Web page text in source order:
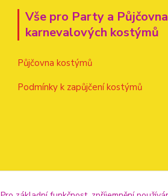
Vše pro Party a Půjčovna
karnevalových kostýmů
Půjčovna kostýmů
Podmínky k zapůjčení kostýmů